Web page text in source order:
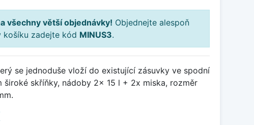
všechny větší objednávky! Objednejte alespoň
košíku zadejte kód MINUS3.
se jednoduše vloží do existující zásuvky ve spodní
široké skříňky, nádoby 2x 15 l + 2x miska, rozměr